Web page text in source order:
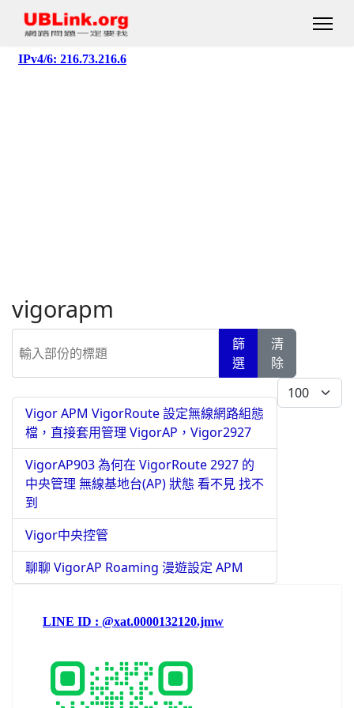
vigorapm
篩
選
清
除
每頁顯示條數
Vigor APM VigorRoute 設定無線網路組態
檔，直接套用管理 VigorAP，Vigor2927
VigorAP903 為何在 VigorRoute 2927 的
中央管理 無線基地台(AP) 狀態 看不見 找不
到
Vigor中央控管
聊聊 VigorAP Roaming 漫遊設定 APM